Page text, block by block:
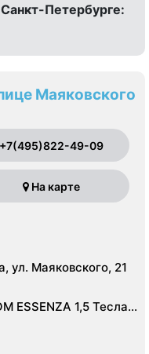
Петербурге:
Маяковского
+7(495)822-49-09
На карте
ул. Маяковского, 21
ESSENZA 1,5 Тесла,
УЗИ